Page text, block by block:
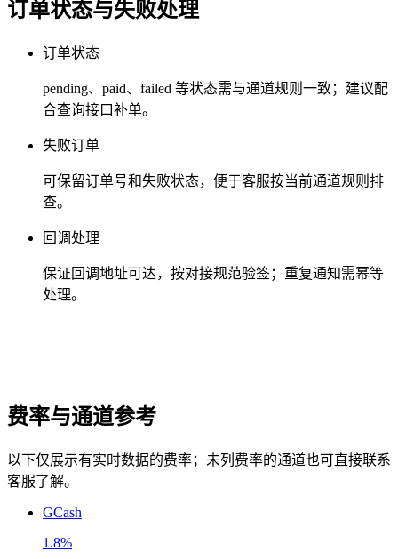
订单状态与失败处理
订单状态
pending、paid、failed 等状态需与通道规则一致；建议配
合查询接口补单。
失败订单
可保留订单号和失败状态，便于客服按当前通道规则排
查。
回调处理
保证回调地址可达，按对接规范验签；重复通知需幂等
处理。
费率与通道参考
以下仅展示有实时数据的费率；未列费率的通道也可直接联系
客服了解。
GCash
1.8%